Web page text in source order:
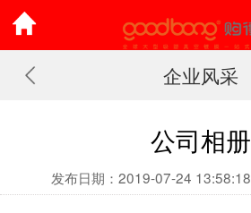
企业风采
公司相册
发布日期：2019-07-24 13:58:18